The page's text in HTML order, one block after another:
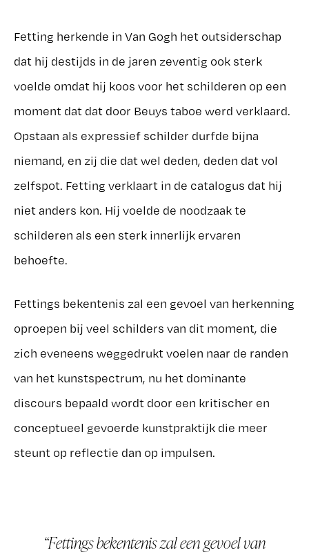
Fetting herkende in Van Gogh het outsiderschap
dat hij destijds in de jaren zeventig ook sterk
voelde omdat hij koos voor het schilderen op een
moment dat dat door Beuys taboe werd verklaard.
Opstaan als expressief schilder durfde bijna
niemand, en zij die dat wel deden, deden dat vol
zelfspot. Fetting verklaart in de catalogus dat hij
niet anders kon. Hij voelde de noodzaak te
schilderen als een sterk innerlijk ervaren
behoefte.
Fettings bekentenis zal een gevoel van herkenning
oproepen bij veel schilders van dit moment, die
zich eveneens weggedrukt voelen naar de randen
van het kunstspectrum, nu het dominante
discours bepaald wordt door een kritischer en
conceptueel gevoerde kunstpraktijk die meer
steunt op reflectie dan op impulsen.
Fettings bekentenis zal een gevoel van